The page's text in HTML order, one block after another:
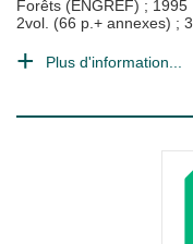
Forêts (ENGREF) ; 1995
2vol. (66 p.+ annexes) ;
Plus d'information...